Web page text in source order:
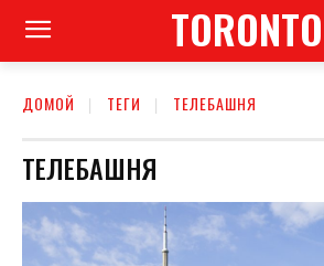
TORONTO
ДОМОЙ ТЕГИ ТЕЛЕБАШНЯ
ТЕЛЕБАШНЯ